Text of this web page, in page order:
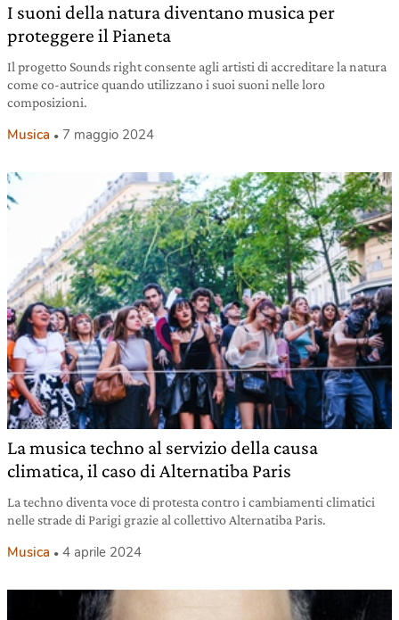
I suoni della natura diventano musica per
proteggere il Pianeta
Il progetto Sounds right consente agli artisti di accreditare la natura
come co-autrice quando utilizzano i suoi suoni nelle loro
composizioni.
Musica 7 maggio 2024
La musica techno al servizio della causa
climatica, il caso di Alternatiba Paris
La techno diventa voce di protesta contro i cambiamenti climatici
nelle strade di Parigi grazie al collettivo Alternatiba Paris.
Musica 4 aprile 2024